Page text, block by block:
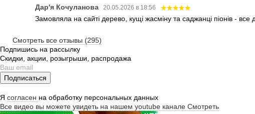
Дар'я Кочуланова 20.05.2026 в 18:56
Замовляла на сайті дерево, кущі жасміну та саджанці піонів -
Смотреть все отзывы (295)
Подпишись на рассылку
Скидки, акции, розыгрыши, распродажа
Подписаться
Я согласен на обработку персональных данных
Все видео вы можете увидеть на нашем youtube канале Смотреть